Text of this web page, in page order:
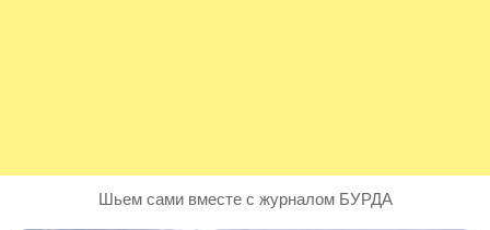
Шьем сами вместе с журналом БУРДА